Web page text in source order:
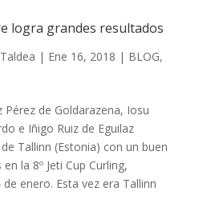
logra grandes resultados
| Ene 16, 2018 | BLOG,
de Goldarazena, Iosu
e Iñigo Ruiz de Eguilaz
Tallinn (Estonia) con un buen
la 8º Jeti Cup Curling,
enero. Esta vez era Tallinn